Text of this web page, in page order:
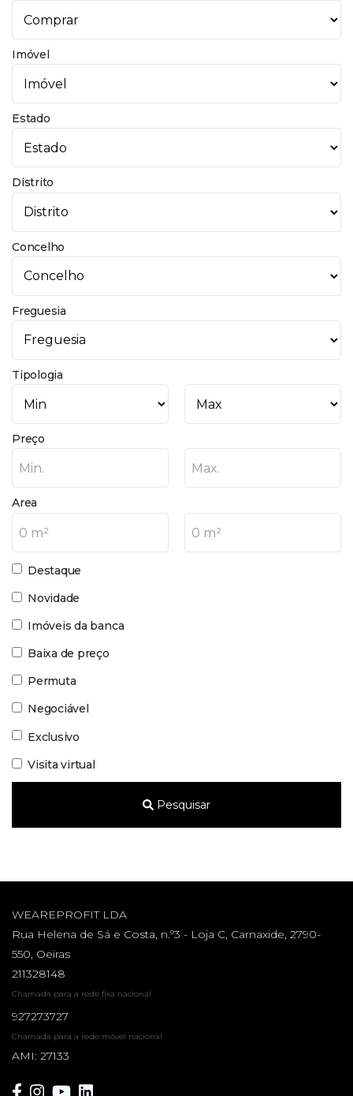
Imóvel
Estado
Distrito
Concelho
Freguesia
Tipologia
Preço
Min. Max.
Area
0 m² 0 m²
Destaque
Novidade
Imóveis da banca
Baixa de preço
Permuta
Negociável
Exclusivo
Visita virtual
Pesquisar
WEAREPROFIT LDA
Rua Helena de Sá e Costa, n.º3 - Loja C, Carnaxide, 2790-
550, Oeiras
211328148
Chamada para a rede fixa nacional
927273727
Chamada para a rede móvel nacional
AMI: 27133